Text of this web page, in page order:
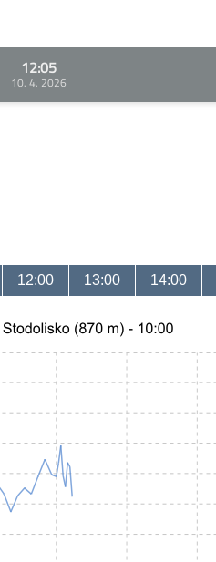
12:05
10. 4. 2026
12:00 13:00 14:00